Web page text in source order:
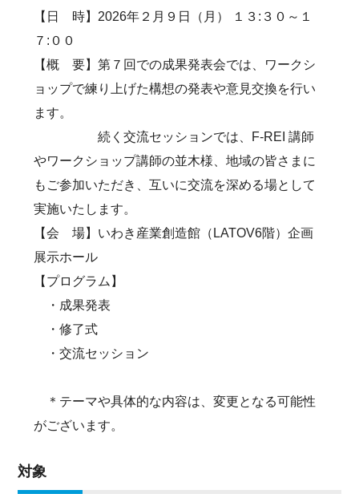
【日 時】2026年２月９日（月） １３:３０～１
７:００
【概 要】第７回での成果発表会では、ワークシ
ョップで練り上げた構想の発表や意見交換を行い
ます。
続く交流セッションでは、F-REI 講師
やワークショップ講師の並木様、地域の皆さまに
もご参加いただき、互いに交流を深める場として
実施いたします。
【会 場】いわき産業創造館（LATOV6階）企画
展示ホール
【プログラム】
・成果発表
・修了式
・交流セッション
＊テーマや具体的な内容は、変更となる可能性
がございます。
対象